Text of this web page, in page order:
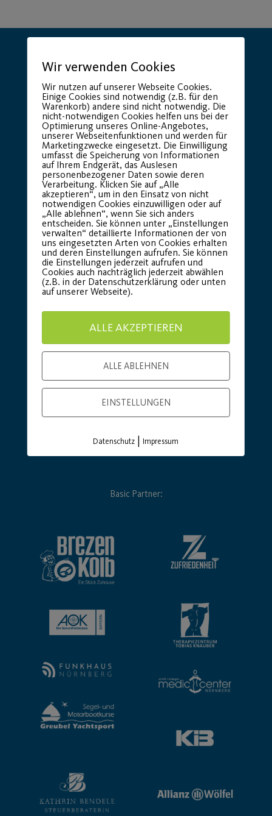
Hauptsponsor Generalausrüster
Premium Partner:
Basic Partner:
Wir verwenden Cookies
Wir nutzen auf unserer Webseite Cookies.
Einige Cookies sind notwendig (z.B. für den
Warenkorb) andere sind nicht notwendig. Die
nicht-notwendigen Cookies helfen uns bei der
Optimierung unseres Online-Angebotes,
unserer Webseitenfunktionen und werden für
Marketingzwecke eingesetzt. Die Einwilligung
umfasst die Speicherung von Informationen
auf Ihrem Endgerät, das Auslesen
personenbezogener Daten sowie deren
Verarbeitung. Klicken Sie auf „Alle
akzeptieren“, um in den Einsatz von nicht
notwendigen Cookies einzuwilligen oder auf
„Alle ablehnen“, wenn Sie sich anders
entscheiden. Sie können unter „Einstellungen
verwalten“ detaillierte Informationen der von
uns eingesetzten Arten von Cookies erhalten
und deren Einstellungen aufrufen. Sie können
die Einstellungen jederzeit aufrufen und
Cookies auch nachträglich jederzeit abwählen
(z.B. in der Datenschutzerklärung oder unten
auf unserer Webseite).
ALLE AKZEPTIEREN
ALLE ABLEHNEN
EINSTELLUNGEN
Datenschutz |Impressum